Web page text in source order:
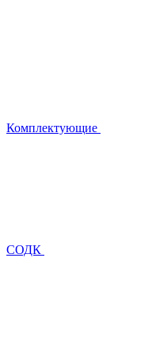
Комплектующие
СОДК